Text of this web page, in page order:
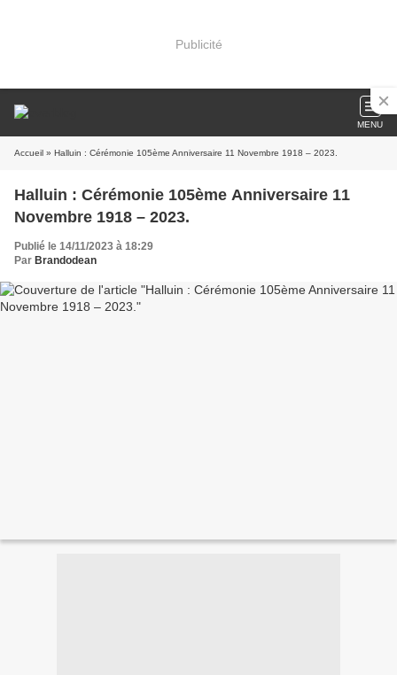
Publicité
MENU
Accueil » Halluin : Cérémonie 105ème Anniversaire 11 Novembre 1918 – 2023.
Halluin : Cérémonie 105ème Anniversaire 11
Novembre 1918 – 2023.
Publié le 14/11/2023 à 18:29
Par Brandodean